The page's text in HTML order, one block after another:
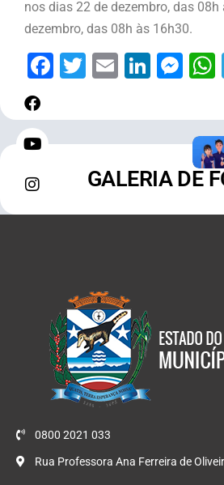
nos dias 22 de dezembro, das 08h
dezembro, das 08h às 16h30.
Facebook
Twitter
Email
GALERIA DE
0800 2021 033
Rua Professora Ana Ferreira de